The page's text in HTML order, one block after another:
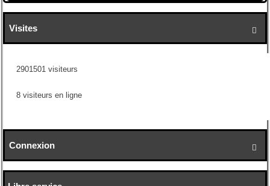

Visites
2901501 visiteurs
8 visiteurs en ligne

Connexion